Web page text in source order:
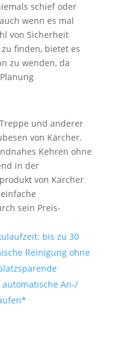
schief oder
wenn es mal
von Sicherheit
finden, bietet es
zu wenden, da
und anderer
von Kärcher.
Kehren ohne
in der
von Kärcher
sein Preis-
bis zu 30
Reinigung ohne
An-/